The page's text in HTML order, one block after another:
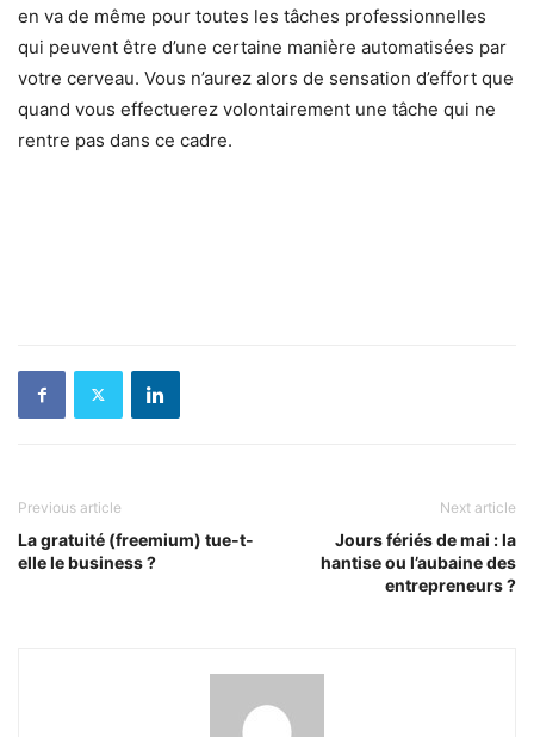
en va de même pour toutes les tâches professionnelles
qui peuvent être d’une certaine manière automatisées par
votre cerveau. Vous n’aurez alors de sensation d’effort que
quand vous effectuerez volontairement une tâche qui ne
rentre pas dans ce cadre.
Previous article
La gratuité (freemium) tue-t-
elle le business ?
Next article
Jours fériés de mai : la
hantise ou l’aubaine des
entrepreneurs ?